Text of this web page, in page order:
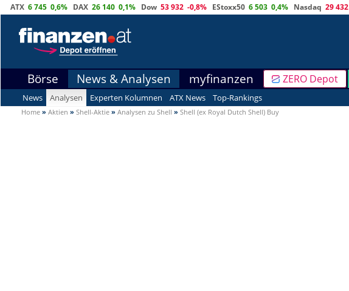
ATX 6 745 0,6% DAX 26 140 0,1% Dow 53 932 -0,8% EStoxx50 6 503 0,4% Nasdaq 29 432
Börse News & Analysen myfinanzen ZERO Depot
News Analysen Experten Kolumnen ATX News Top-Rankings
Home » Aktien » Shell-Aktie » Analysen zu Shell » Shell (ex Royal Dutch Shell) Buy